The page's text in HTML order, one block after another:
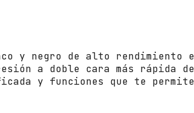
y negro de alto rendimiento
a doble cara más rápida
y funciones que te